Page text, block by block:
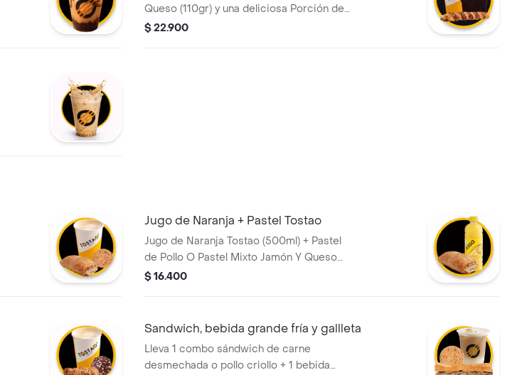
Queso (110gr) y una deliciosa Porción de
Torta de Chocolate
$ 22.900
Jugo de Naranja + Pastel Tostao
Jugo de Naranja Tostao (500ml) + Pastel
de Pollo O Pastel Mixto Jamón Y Queso
(110gr)
$ 16.400
Sandwich, bebida grande fría y gallleta
Lleva 1 combo sándwich de carne
desmechada o pollo criollo + 1 bebida